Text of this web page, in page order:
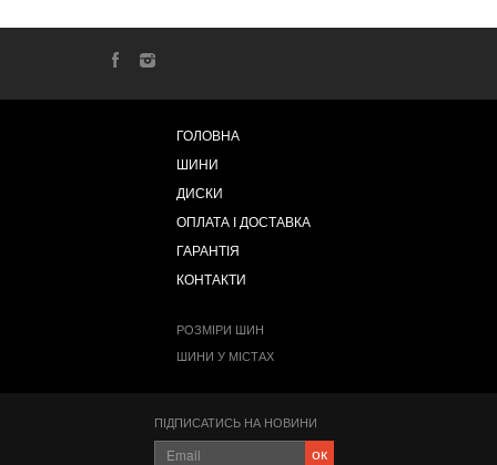
ГОЛОВНА
ШИНИ
ДИСКИ
ОПЛАТА І ДОСТАВКА
ГАРАНТІЯ
КОНТАКТИ
РОЗМІРИ ШИН
ШИНИ У МІСТАХ
ПІДПИСАТИСЬ НА НОВИНИ
ок